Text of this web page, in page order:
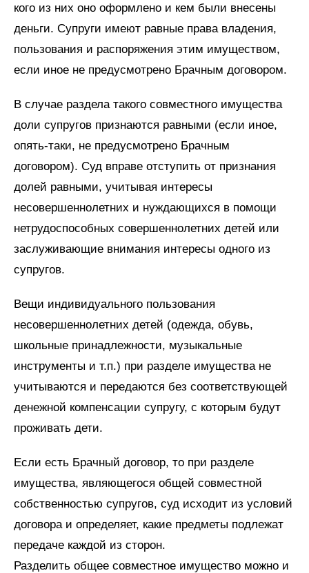
кого из них оно оформлено и кем были внесены
деньги. Супруги имеют равные права владения,
пользования и распоряжения этим имуществом,
если иное не предусмотрено Брачным договором.
В случае раздела такого совместного имущества
доли супругов признаются равными (если иное,
опять-таки, не предусмотрено Брачным
договором). Суд вправе отступить от признания
долей равными, учитывая интересы
несовершеннолетних и нуждающихся в помощи
нетрудоспособных совершеннолетних детей или
заслуживающие внимания интересы одного из
супругов.
Вещи индивидуального пользования
несовершеннолетних детей (одежда, обувь,
школьные принадлежности, музыкальные
инструменты и т.п.) при разделе имущества не
учитываются и передаются без соответствующей
денежной компенсации супругу, с которым будут
проживать дети.
Если есть Брачный договор, то при разделе
имущества, являющегося общей совместной
собственностью супругов, суд исходит из условий
договора и определяет, какие предметы подлежат
передаче каждой из сторон.
Разделить общее совместное имущество можно и